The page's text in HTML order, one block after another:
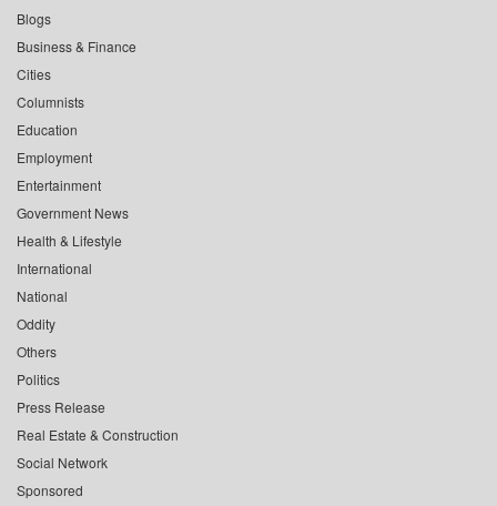
Blogs
Business & Finance
Cities
Columnists
Education
Employment
Entertainment
Government News
Health & Lifestyle
International
National
Oddity
Others
Politics
Press Release
Real Estate & Construction
Social Network
Sponsored